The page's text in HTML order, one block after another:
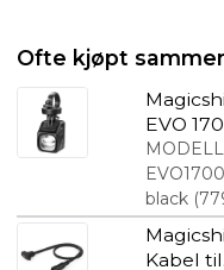
Ofte kjøpt
EVO
Sort
black(
Kabel til